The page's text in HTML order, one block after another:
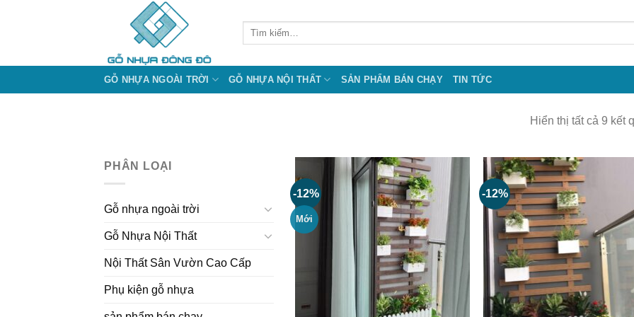
Tìm
GỖ NHỰA NGOÀI TRỜI GỖ NHỰA NỘI THẤT SẢN PHẨM BÁN CHẠY TIN TỨC
Hiển thị tất cả 9 kết
PHÂN LOẠI
Gỗ nhựa ngoài trời
Gỗ Nhựa Nội Thất
Nội Thất Sân Vườn Cao Cấp
Phụ kiện gỗ nhựa
-12%
Mới
-12%